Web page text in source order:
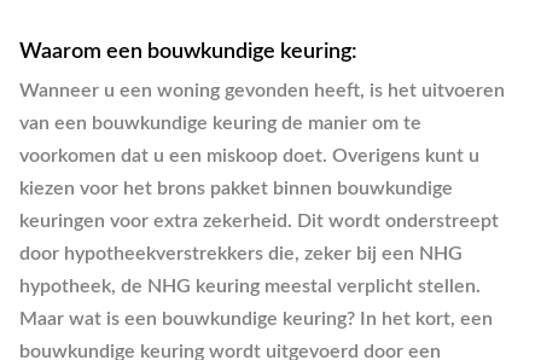
Waarom een bouwkundige keuring:
Wanneer u een woning gevonden heeft, is het uitvoeren
van een bouwkundige keuring de manier om te
voorkomen dat u een miskoop doet. Overigens kunt u
kiezen voor het brons pakket binnen bouwkundige
keuringen voor extra zekerheid. Dit wordt onderstreept
door hypotheekverstrekkers die, zeker bij een NHG
hypotheek, de NHG keuring meestal verplicht stellen.
Maar wat is een bouwkundige keuring? In het kort, een
bouwkundige keuring wordt uitgevoerd door een